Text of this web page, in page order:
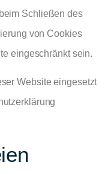
Schließen des
von Cookies
eingeschränkt sein.
Website eingesetzt